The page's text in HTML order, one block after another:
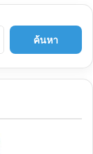
ค้นหา
สำหรับ: